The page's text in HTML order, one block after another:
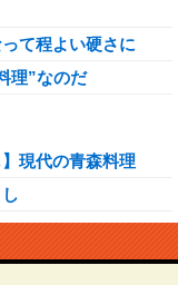
て程よい硬さに
理”なのだ
現代の青森料理